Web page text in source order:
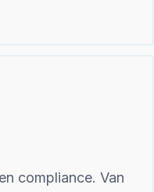
compliance. Van